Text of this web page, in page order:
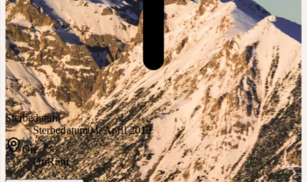
Sterbedatum
Sterbedatum04. April 2019
Ort
OrtRum